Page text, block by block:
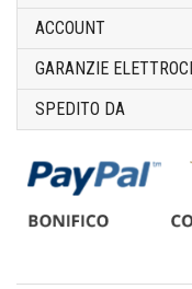
ACCOUNT
GARANZIE
SPEDITO DA